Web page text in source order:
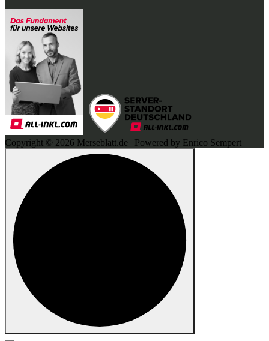
Copyright © 2026 Merseblatt.de | Powered by Enrico Sempert